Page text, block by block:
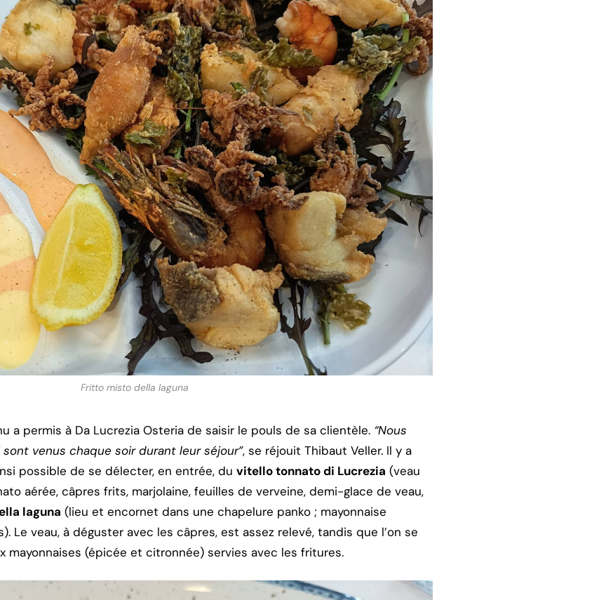
Fritto misto della laguna
a permis à Da Lucrezia Osteria de saisir le pouls de sa clientèle. “Nous
venus chaque soir durant leur séjour”, se réjouit Thibaut Veller. Il y a
possible de se délecter, en entrée, du vitello tonnato di Lucrezia (veau
aérée, câpres frits, marjolaine, feuilles de verveine, demi-glace de veau,
laguna (lieu et encornet dans une chapelure panko ; mayonnaise
Le veau, à déguster avec les câpres, est assez relevé, tandis que l’on se
mayonnaises (épicée et citronnée) servies avec les fritures.